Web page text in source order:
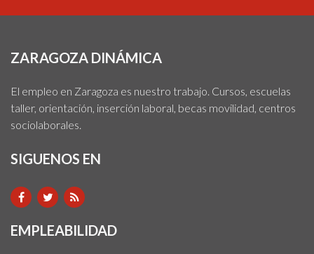
ZARAGOZA DINÁMICA
El empleo en Zaragoza es nuestro trabajo. Cursos, escuelas
taller, orientación, inserción laboral, becas movilidad, centros
sociolaborales.
SIGUENOS EN
EMPLEABILIDAD